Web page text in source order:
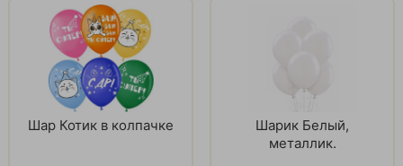
Шар Котик в колпачке
Шарик Белый,
металлик.